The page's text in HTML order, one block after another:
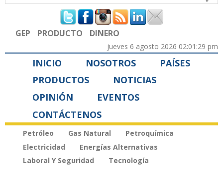
Formulario de búsqueda
GEP PRODUCTO DINERO
jueves 6 agosto 2026 02:01:29 pm
INICIO NOSOTROS
PAÍSES
PRODUCTOS
NOTICIAS
OPINIÓN
EVENTOS
CONTÁCTENOS
Petróleo Gas Natural
Petroquímica
Electricidad
Energías Alternativas
Laboral Y Seguridad
Tecnología